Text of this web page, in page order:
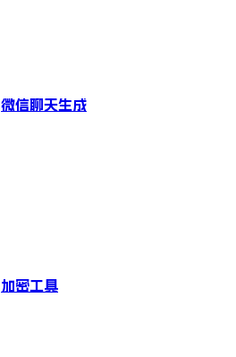
微信聊天生成
加密工具